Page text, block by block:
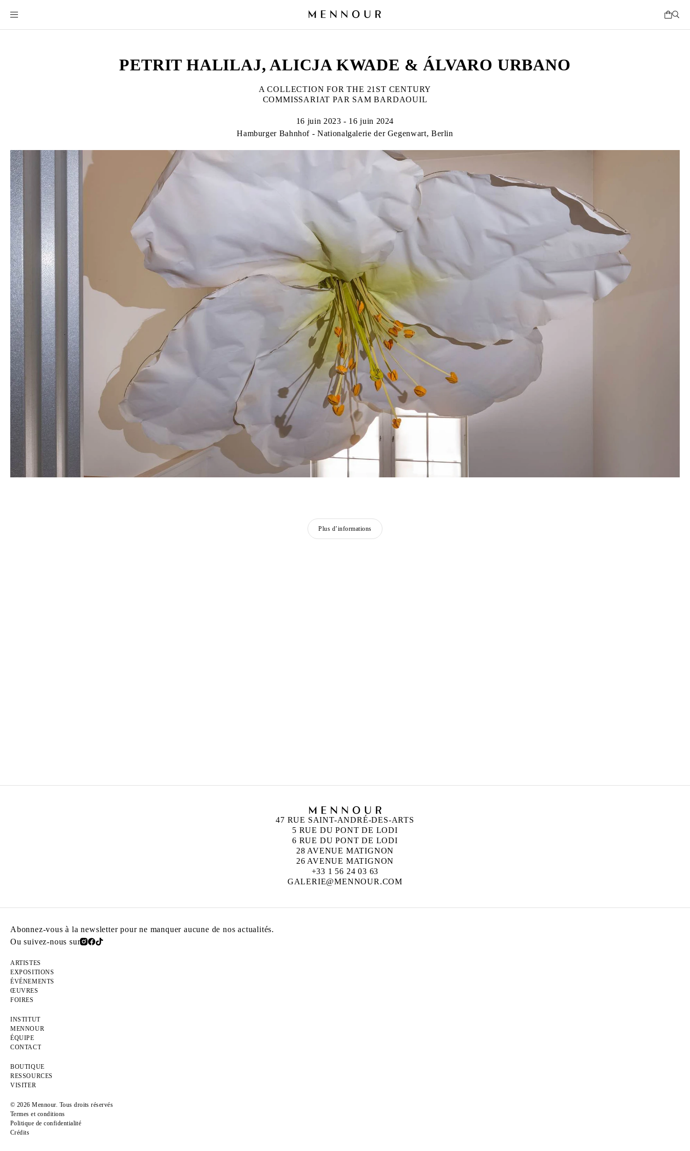
PETRIT HALILAJ, ALICJA KWADE & ÁLVARO URBANO
A COLLECTION FOR THE 21ST CENTURY
COMMISSARIAT PAR SAM BARDAOUIL
16 juin 2023 - 16 juin 2024
Hamburger Bahnhof - Nationalgalerie der Gegenwart, Berlin
Plus d’informations
47 RUE SAINT-ANDRÉ-DES-ARTS
5 RUE DU PONT DE LODI
6 RUE DU PONT DE LODI
28 AVENUE MATIGNON
26 AVENUE MATIGNON
+33 1 56 24 03 63
GALERIE@MENNOUR.COM
Abonnez-vous à la newsletter pour ne manquer aucune de nos actualités.
Ou suivez-nous sur
ARTISTES
EXPOSITIONS
ÉVÉNEMENTS
ŒUVRES
FOIRES
INSTITUT
MENNOUR
ÉQUIPE
CONTACT
BOUTIQUE
RESSOURCES
VISITER
© 2026 Mennour. Tous droits réservés
Termes et conditions
Politique de confidentialité
Crédits